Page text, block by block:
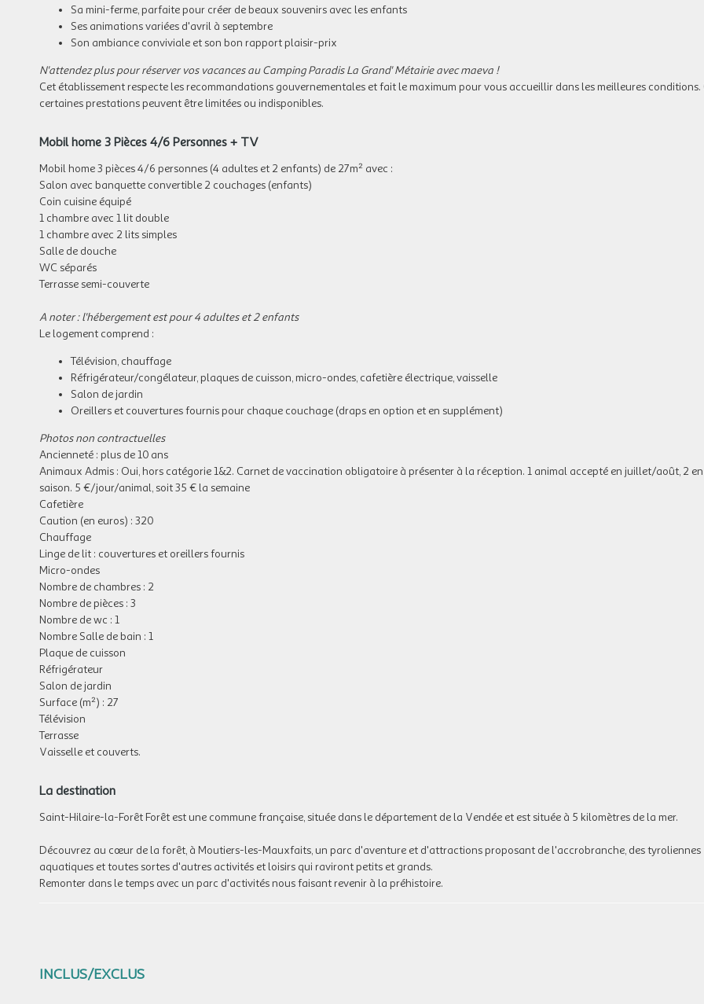
Sa mini-ferme, parfaite pour créer de beaux souvenirs avec les enfants
Ses animations variées d'avril à septembre
Son ambiance conviviale et son bon rapport plaisir-prix
N'attendez plus pour réserver vos vacances au Camping Paradis La Grand' Métairie avec maeva !
Cet établissement respecte les recommandations gouvernementales et fait le maximum pour vous accueillir dans les meilleures
certaines prestations peuvent être limitées ou indisponibles.
Mobil home 3 Pièces 4/6 Personnes + TV
Mobil home 3 pièces 4/6 personnes (4 adultes et 2 enfants) de 27m² avec :
Salon avec banquette convertible 2 couchages (enfants)
Coin cuisine équipé
1 chambre avec 1 lit double
1 chambre avec 2 lits simples
Salle de douche
WC séparés
Terrasse semi-couverte
A noter : l'hébergement est pour 4 adultes et 2 enfants
Le logement comprend :
Télévision, chauffage
Réfrigérateur/congélateur, plaques de cuisson, micro-ondes, cafetière électrique, vaisselle
Salon de jardin
Oreillers et couvertures fournis pour chaque couchage (draps en option et en supplément)
Photos non contractuelles
Ancienneté : plus de 10 ans
Animaux Admis : Oui, hors catégorie 1&2. Carnet de vaccination obligatoire à présenter à la réception. 1 animal accepté en juillet/août, 2
saison. 5 €/jour/animal, soit 35 € la semaine
Cafetière
Caution (en euros) : 320
Chauffage
Linge de lit : couvertures et oreillers fournis
Micro-ondes
Nombre de chambres : 2
Nombre de pièces : 3
Nombre de wc : 1
Nombre Salle de bain : 1
Plaque de cuisson
Réfrigérateur
Salon de jardin
Surface (m²) : 27
Télévision
Terrasse
Vaisselle et couverts.
La destination
Saint-Hilaire-la-Forêt Forêt est une commune française, située dans le département de la Vendée et est située à 5 kilomètres de la mer.
Découvrez au cœur de la forêt, à Moutiers-les-Mauxfaits, un parc d'aventure et d'attractions proposant de l'accrobranche, des tyroliennes
aquatiques et toutes sortes d'autres activités et loisirs qui raviront petits et grands.
Remonter dans le temps avec un parc d'activités nous faisant revenir à la préhistoire.
INCLUS/EXCLUS